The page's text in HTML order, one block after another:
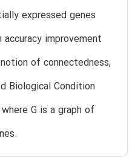
expressed genes
improvement
of connectedness,
Biological Condition
G is a graph of